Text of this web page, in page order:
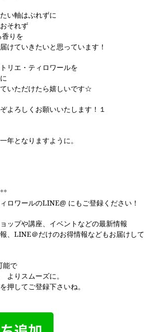
い軸はぶれずに
それず
りを
けていきたいと思っています！
リエ・ティロワールを
いただけたら嬉しいです☆
よろしくお願いいたします！１
年となりますように。
ロワールのLINE@ にもご登録ください！
ップや講座、イベントなどの最新情報
、LINE＠だけのお得情報などもお届けして
能で
りスムーズに。
押してご登録下さいね。